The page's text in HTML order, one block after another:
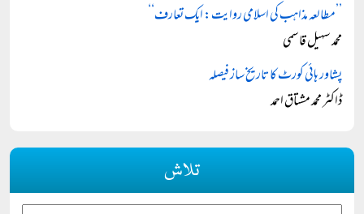
’’مطالعہ مذاہب کی اسلامی روایت: ایک تعارف‘‘
محمد سہیل قاسمی
پشاور ہائی کورٹ کا تاریخ ساز فیصلہ
ڈاکٹر محمد مشتاق احمد
تلاش